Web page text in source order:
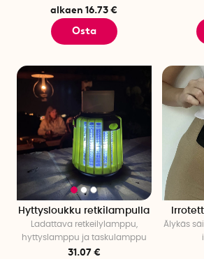
alkaen 16.73 €
Osta
Hyttysloukku retkilampulla
Ladattava retkeilylamppu,
hyttyslamppu ja taskulamppu
31.07 €
Älykäs